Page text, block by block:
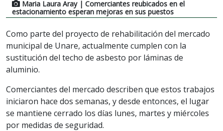
Maria Laura Aray| Comerciantes reubicados en el
estacionamiento esperan mejoras en sus puestos
Como parte del proyecto de rehabilitación del mercado
municipal de Unare, actualmente cumplen con la
sustitución del techo de asbesto por láminas de
aluminio.
Comerciantes del mercado describen que estos trabajos
iniciaron hace dos semanas, y desde entonces, el lugar
se mantiene cerrado los días lunes, martes y miércoles
por medidas de seguridad.